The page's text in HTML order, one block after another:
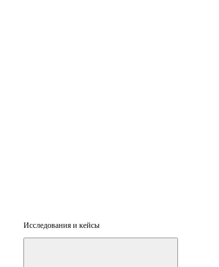
Исследования и кейсы